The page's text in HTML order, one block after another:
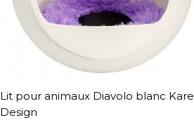
Lit pour animaux Diavolo blanc Kare
Design